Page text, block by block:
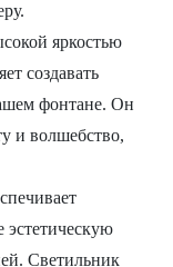
яркостью
создавать
фонтане. Он
и волшебство,
эстетическую
Светильник